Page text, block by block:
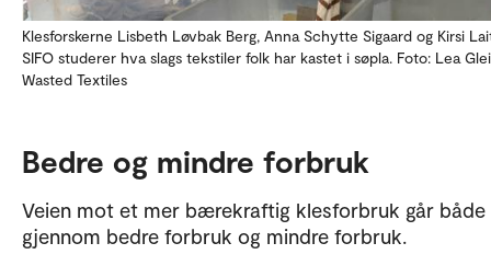
Klesforskerne Lisbeth Løvbak Berg, Anna Schytte Sigaard og Kirsi
SIFO studerer hva slags tekstiler folk har kastet i søpla. Foto: Lea
Wasted Textiles
Bedre og mindre forbruk
Veien mot et mer bærekraftig klesforbruk går både
gjennom bedre forbruk og mindre forbruk.